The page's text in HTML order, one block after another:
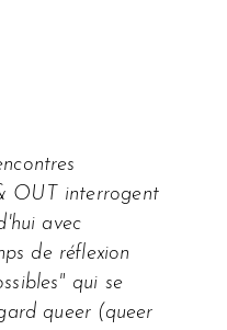
OUT interrogent
avec
de réflexion
qui se
queer (queer